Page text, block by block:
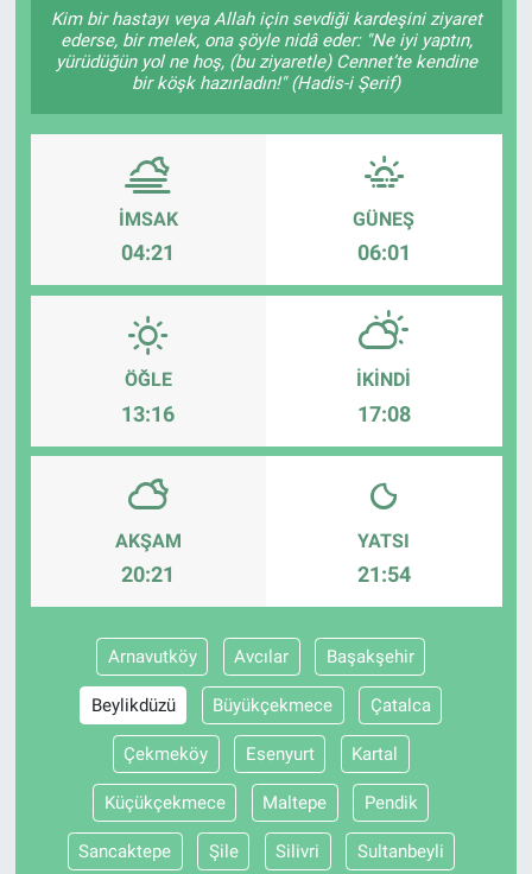
Kim bir hastayı veya Allah için sevdiği kardeşini ziyaret
ederse, bir melek, ona şöyle nidâ eder: "Ne iyi yaptın,
yürüdüğün yol ne hoş, (bu ziyaretle) Cennet’te kendine
bir köşk hazırladın!" (Hadis-i Şerif)
İMSAK
04:21
GÜNEŞ
06:01
ÖĞLE
13:16
İKINDI
17:08
AKŞAM
20:21
YATSI
21:54
Arnavutköy Avcılar Başakşehir
Beylikdüzü Büyükçekmece Çatalca
Çekmeköy Esenyurt Kartal
Küçükçekmece Maltepe Pendik
Sancaktepe Şile Silivri Sultanbeyli
Sağlıklı Yaşam
Yaşam